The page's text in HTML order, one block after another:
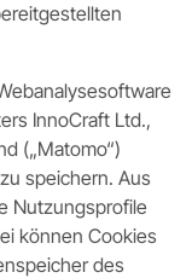
InnoCraft Ltd.,
(„Matomo“)
speichern. Aus
Nutzungsprofile
können Cookies
des